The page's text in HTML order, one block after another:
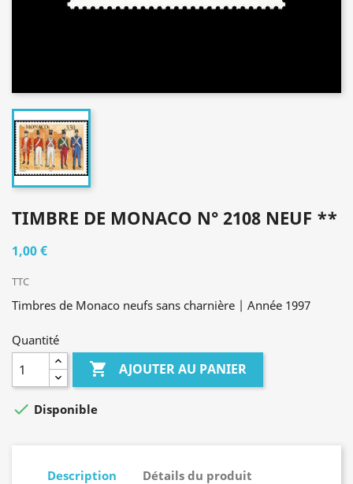
TIMBRE DE MONACO N° 2108 NEUF **
1,00 €
TTC
Timbres de Monaco neufs sans charnière | Année 1997
Quantité
 AJOUTER AU PANIER
 Disponible
Description Détails du produit